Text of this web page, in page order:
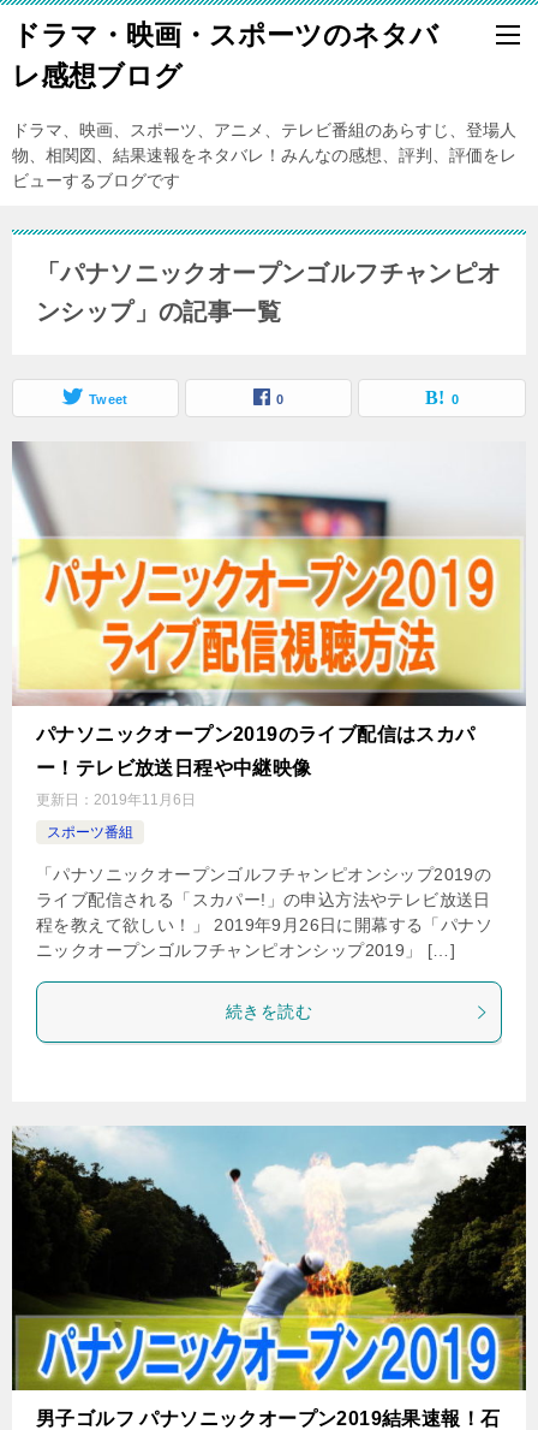
ドラマ・映画・スポーツのネタバ
レ感想ブログ
ドラマ、映画、スポーツ、アニメ、テレビ番組のあらすじ、登場人
物、相関図、結果速報をネタバレ！みんなの感想、評判、評価をレ
ビューするブログです
「パナソニックオープンゴルフチャンピオ
ンシップ」の記事一覧
Tweet 0 0
パナソニックオープン2019のライブ配信はスカパ
ー！テレビ放送日程や中継映像
更新日： 2019年11月6日
スポーツ番組
「パナソニックオープンゴルフチャンピオンシップ2019の
ライブ配信される「スカパー!」の申込方法やテレビ放送日
程を教えて欲しい！」 2019年9月26日に開幕する「パナソ
ニックオープンゴルフチャンピオンシップ2019」 […]
続きを読む
男子ゴルフ パナソニックオープン2019結果速報！石